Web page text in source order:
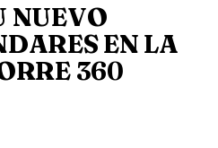
NUEVO
EN LA
360